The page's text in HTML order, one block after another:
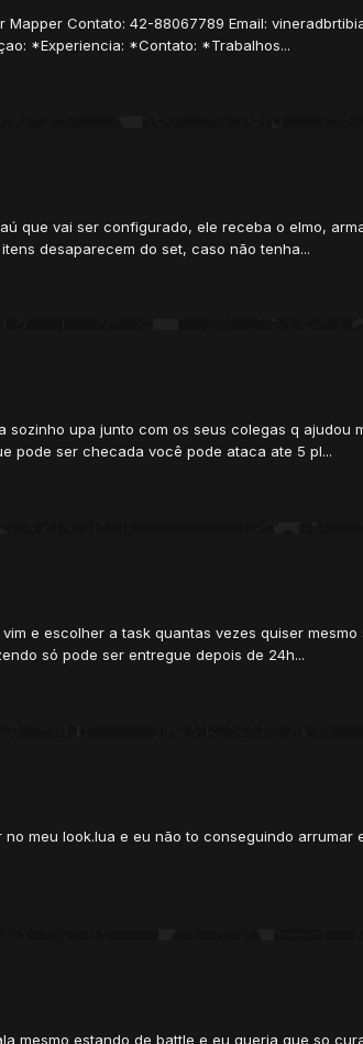
Contato: 42-88067789 Email:
*Experiencia: *Contato: *Trabalhos...
que vai ser configurado, ele receba o elmo,
desaparecem do set, caso não tenha...
upa junto com os seus colegas q ajudou
pode ser checada você pode ataca ate 5 pl...
e escolher a task quantas vezes quiser
só pode ser entregue depois de 24h...
meu look.lua e eu não to conseguindo
mesmo estando de battle e eu queria que so